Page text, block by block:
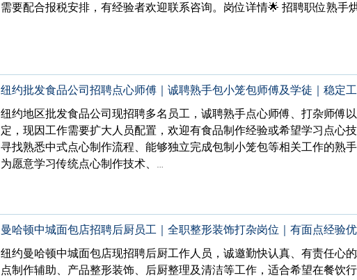
需要配合报税安排，有经验者欢迎联系咨询。岗位详情🌟 招聘职位熟手
纽约批发食品公司招聘点心师傅｜诚聘熟手包小笼包师傅及学徒｜稳定
纽约地区批发食品公司现招聘多名员工，诚聘熟手点心师傅、打杂师傅
定，现因工作需要扩大人员配置，欢迎有食品制作经验或希望学习点心
寻找熟悉中式点心制作流程、能够独立完成包制小笼包等相关工作的熟
为愿意学习传统点心制作技术、…
曼哈顿中城面包店招聘后厨员工｜全职整形装饰打杂岗位｜有面点经验
纽约曼哈顿中城面包店现招聘后厨工作人员，诚邀勤快认真、有责任心
点制作辅助、产品整形装饰、后厨整理及清洁等工作，适合希望在餐饮